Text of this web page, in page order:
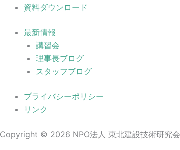
資料ダウンロード
最新情報
講習会
理事長ブログ
スタッフブログ
プライバシーポリシー
リンク
Copyright © 2026 NPO法人 東北建設技術研究会